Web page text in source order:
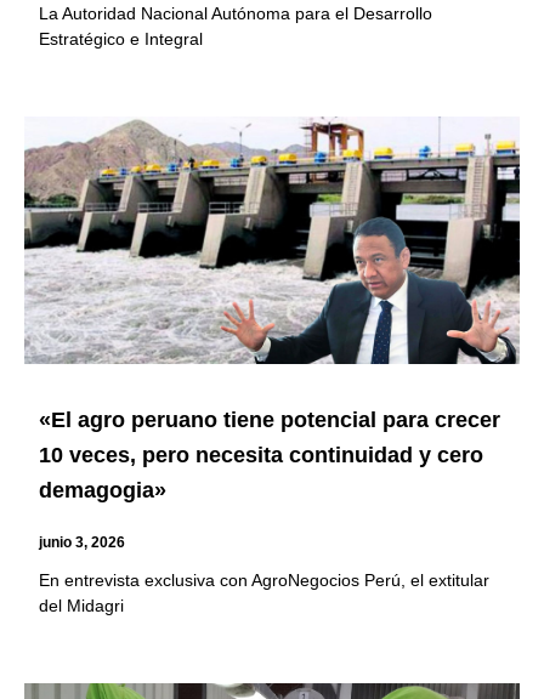
La Autoridad Nacional Autónoma para el Desarrollo
Estratégico e Integral
«El agro peruano tiene potencial para crecer
10 veces, pero necesita continuidad y cero
demagogia»
junio 3, 2026
En entrevista exclusiva con AgroNegocios Perú, el extitular
del Midagri